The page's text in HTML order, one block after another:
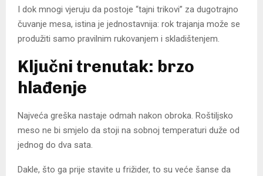
I dok mnogi vjeruju da postoje “tajni trikovi” za dugotrajno
čuvanje mesa, istina je jednostavnija: rok trajanja može se
produžiti samo pravilnim rukovanjem i skladištenjem.
Ključni trenutak: brzo
hlađenje
Najveća greška nastaje odmah nakon obroka. Roštiljsko
meso ne bi smjelo da stoji na sobnoj temperaturi duže od
jednog do dva sata.
Dakle, što ga prije stavite u frižider, to su veće šanse da